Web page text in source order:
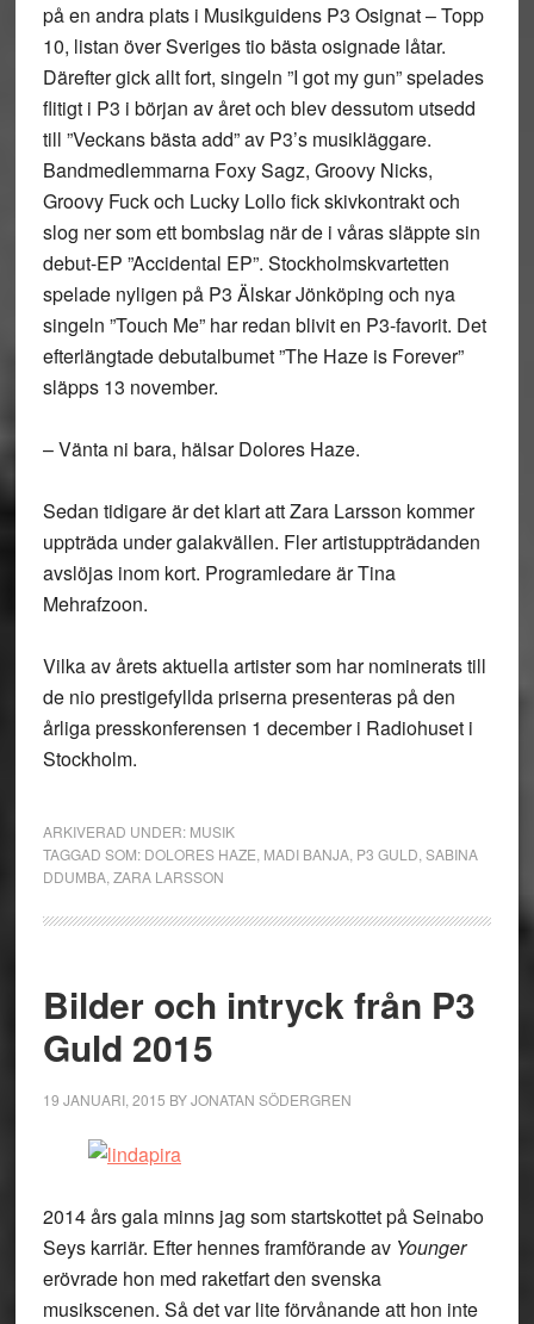
på en andra plats i Musikguidens P3 Osignat – Topp
10, listan över Sveriges tio bästa osignade låtar.
Därefter gick allt fort, singeln ”I got my gun” spelades
flitigt i P3 i början av året och blev dessutom utsedd
till ”Veckans bästa add” av P3’s musikläggare.
Bandmedlemmarna Foxy Sagz, Groovy Nicks,
Groovy Fuck och Lucky Lollo fick skivkontrakt och
slog ner som ett bombslag när de i våras släppte sin
debut-EP ”Accidental EP”. Stockholmskvartetten
spelade nyligen på P3 Älskar Jönköping och nya
singeln ”Touch Me” har redan blivit en P3-favorit. Det
efterlängtade debutalbumet ”The Haze is Forever”
släpps 13 november.
– Vänta ni bara, hälsar Dolores Haze.
Sedan tidigare är det klart att Zara Larsson kommer
uppträda under galakvällen. Fler artistuppträdanden
avslöjas inom kort. Programledare är Tina
Mehrafzoon.
Vilka av årets aktuella artister som har nominerats till
de nio prestigefyllda priserna presenteras på den
årliga presskonferensen 1 december i Radiohuset i
Stockholm.
ARKIVERAD UNDER: MUSIK
TAGGAD SOM: DOLORES HAZE MADI BANJA, P3 GULD SABINA
DDUMBA, ZARA LARSSON
Bilder och intryck från P3
Guld 2015
19 JANUARI, 2015 BYJONATAN SÖDERGREN
2014 års gala minns jag som startskottet på Seinabo
Seys karriär. Efter hennes framförande av Younger
erövrade hon med raketfart den svenska
musikscenen. Så det var lite förvånande att hon inte